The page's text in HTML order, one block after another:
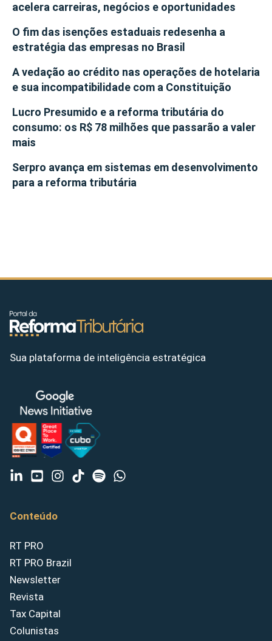
acelera carreiras, negócios e oportunidades
O fim das isenções estaduais redesenha a
estratégia das empresas no Brasil
A vedação ao crédito nas operações de hotelaria
e sua incompatibilidade com a Constituição
Lucro Presumido e a reforma tributária do
consumo: os R$ 78 milhões que passarão a valer
mais
Serpro avança em sistemas em desenvolvimento
para a reforma tributária
Sua plataforma de inteligência estratégica
Conteúdo
RT PRO
RT PRO Brazil
Newsletter
Revista
Tax Capital
Colunistas